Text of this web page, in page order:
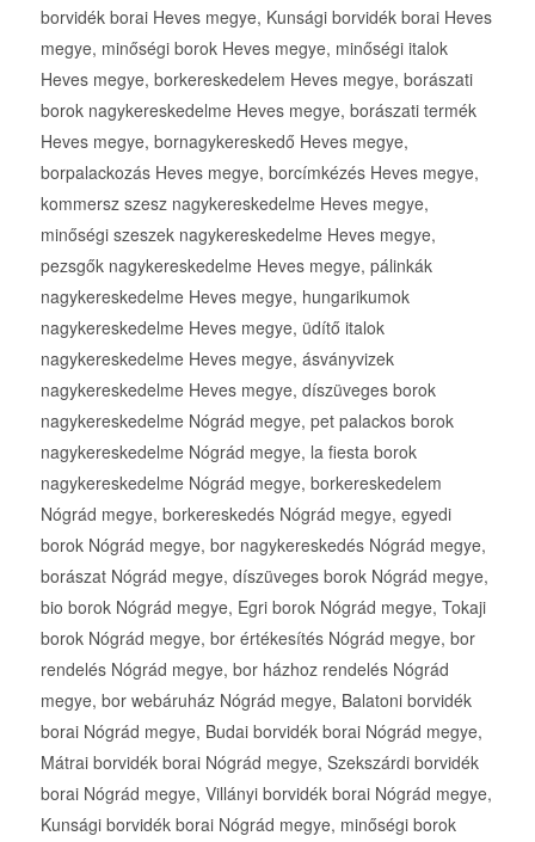
borvidék borai Heves megye, Kunsági borvidék borai Heves
megye, minőségi borok Heves megye, minőségi italok
Heves megye, borkereskedelem Heves megye, borászati
borok nagykereskedelme Heves megye, borászati termék
Heves megye, bornagykereskedő Heves megye,
borpalackozás Heves megye, borcímkézés Heves megye,
kommersz szesz nagykereskedelme Heves megye,
minőségi szeszek nagykereskedelme Heves megye,
pezsgők nagykereskedelme Heves megye, pálinkák
nagykereskedelme Heves megye, hungarikumok
nagykereskedelme Heves megye, üdítő italok
nagykereskedelme Heves megye, ásványvizek
nagykereskedelme Heves megye, díszüveges borok
nagykereskedelme Nógrád megye, pet palackos borok
nagykereskedelme Nógrád megye, la fiesta borok
nagykereskedelme Nógrád megye, borkereskedelem
Nógrád megye, borkereskedés Nógrád megye, egyedi
borok Nógrád megye, bor nagykereskedés Nógrád megye,
borászat Nógrád megye, díszüveges borok Nógrád megye,
bio borok Nógrád megye, Egri borok Nógrád megye, Tokaji
borok Nógrád megye, bor értékesítés Nógrád megye, bor
rendelés Nógrád megye, bor házhoz rendelés Nógrád
megye, bor webáruház Nógrád megye, Balatoni borvidék
borai Nógrád megye, Budai borvidék borai Nógrád megye,
Mátrai borvidék borai Nógrád megye, Szekszárdi borvidék
borai Nógrád megye, Villányi borvidék borai Nógrád megye,
Kunsági borvidék borai Nógrád megye, minőségi borok